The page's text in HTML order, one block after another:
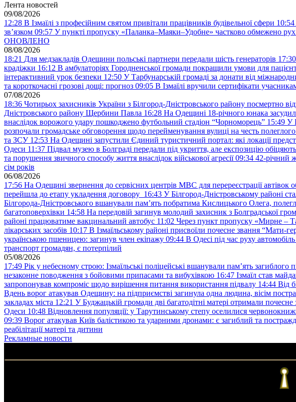
Лента новостей
09/08/2026
12:28 В Ізмаїлі з професійним святом привітали працівників будівельної сфери 10:54
звʼязком 09:57 У пункті пропуску «Паланка–Маяки–Удобне» частково обмежено рух
ОНОВЛЕНО
08/08/2026
18:21 Для медзакладів Одещини польські партнери передали шість генераторів 17:30
крадіжки 16:12 В амбулаторіях Городненської громади покращили умови для
інтерактивний урок безпеки 12:50 У Тарбунарській громаді за донати від
та короткочасні грозові дощі: прогноз 09:05 В Ізмаїлі вручили сертифікати
07/08/2026
18:36 Чотирьох захисників України з Білгород-Дністровського району посмертно
Дністровського району Щербини Павла 16:28 На Одещині 18-річного юнака
внаслідок ворожого удару пошкоджено футбольний стадіон “Чорноморець” 15:49 У
розпочали громадське обговорення щодо перейменування вулиці на честь
та ЗСУ 12:53 На Одещині запустили Єдиний туристичний портал: які локації
Одеси 11:37 Підвал музею в Болграді передали під укриття, але експозицію
та порушення звичного способу життя внаслідок військової агресії 09:34 42-річний
сім років
06/08/2026
17:56 На Одещині звернення до сервісних центрів МВС для перереєстрації автівок
перейшла до етапу укладення договору 16:43 У Білгород-Дністровському районі
Білгорода-Дністровського вшанували пам’ять побратима Кислицького Олега,
багатоповерхівки 14:58 На передовій загинув молодий захисник з Болградської
районі працюватиме вакцинальний автобус 11:02 Через пункт пропуску «Мирне –
лікарських засобів 10:17 В Ізмаїльському районі присвоїли почесне звання “Мати-
українською пшеницею: загинув член екіпажу 09:44 В Одесі під час руху
транспорт громадян, є потерпілий
05/08/2026
17:49 Рік у небесному строю: Ізмаїльські поліцейські вшанували пам’ять
незаконне поводження з бойовими припасами та вибухівкою 16:47 Ізмаїл став
запропонував компроміс щодо вирішення питання використання підвалу 14:44 Від
Вдень ворог атакував Одещину: на підприємстві загинула одна людина, вісім
закладах міста 12:21 У Буджацькій громади дві багатодітні матері отримали
Одеси 10:48 Відновлення популяції: у Тарутинському степу оселилися
09:39 Ворог атакував Київ балістикою та ударними дронами: є загиблий та
реабілітації матері та дитини
Рекламные новости